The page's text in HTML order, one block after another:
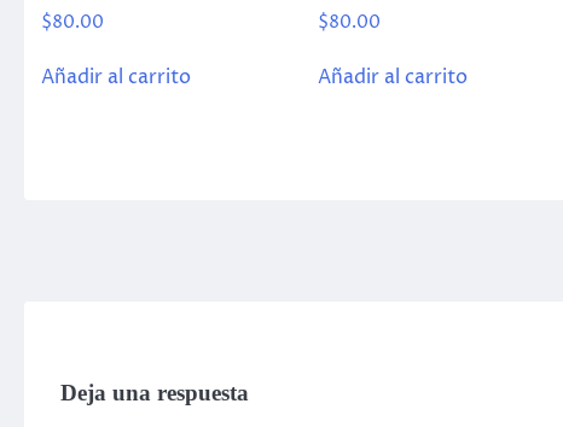
$80.00
Añadir al carrito
$80.00
Añadir al carrito
Deja una respuesta